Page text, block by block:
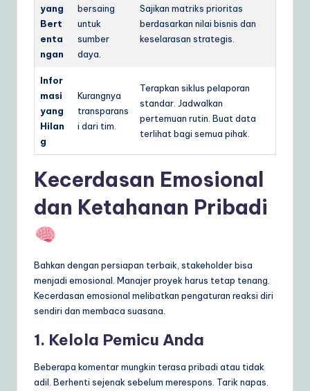
yang
Bert
enta
ngan
bersaing
untuk
sumber
daya.
Sajikan matriks prioritas
berdasarkan nilai bisnis dan
keselarasan strategis.
Infor
masi
yang
Hilan
g
Kurangnya
transparans
i dari tim.
Terapkan siklus pelaporan
standar. Jadwalkan
pertemuan rutin. Buat data
terlihat bagi semua pihak.
Kecerdasan Emosional
dan Ketahanan Pribadi
Bahkan dengan persiapan terbaik, stakeholder bisa
menjadi emosional. Manajer proyek harus tetap tenang.
Kecerdasan emosional melibatkan pengaturan reaksi diri
sendiri dan membaca suasana.
1. Kelola Pemicu Anda
Beberapa komentar mungkin terasa pribadi atau tidak
adil. Berhenti sejenak sebelum merespons. Tarik napas.